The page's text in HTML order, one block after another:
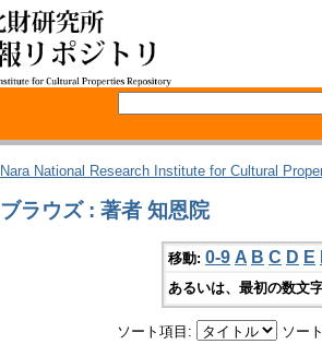
Nara National Research Institute for Cultural
ブラウズ : 著者 知恩院
移動: 0-9 A B C D E
あるいは、最初の数文
ソート項目: ソー